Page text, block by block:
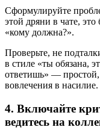
Сформулируйте
этой дряни в чате,
«кому должна?».
Проверьте, не
в стиле «ты обязана,
ответишь» —
вовлечения в насилие.
4. Включайте
ведитесь на